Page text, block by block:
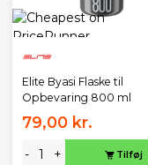
Elite Byasi Flaske til
Opbevaring 800 ml
79,00 kr.
- + Tilføj